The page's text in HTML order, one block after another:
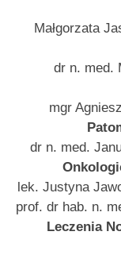
Małgorzata
dr n. med.
mgr
dr n. med.
lek. Justyna
prof. dr hab. n.
Leczenia